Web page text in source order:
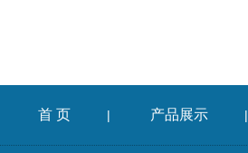
首 页 | 产品展示 |